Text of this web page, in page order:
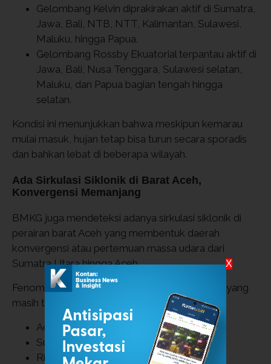
Gelombang Kelvin diprakirakan aktif di Sumatra,
Jawa, Bali, NTB, NTT, Kalimantan, Sulawesi,
Maluku, hingga Papua.
Gelombang Rossby Ekuatorial terpantau aktif di
Jawa, Bali, Nusa Tenggara, Sulawesi selatan,
Maluku, dan Papua bagian tengah hingga
selatan.
Kondisi ini menunjukkan bahwa meskipun kemarau
mulai masuk, hujan tetap bisa turun secara sporadis
dan bahkan lebat di beberapa wilayah.
Ada Sirkulasi Siklonik di Barat Aceh,
Konvergensi Memanjang
BMKG juga mendeteksi adanya sirkulasi siklonik di
perairan barat Aceh yang membentuk daerah
konvergensi atau pertemuan massa udara dari
Sumatra Utara hingga Aceh.
Fenomena ini diperkuat oleh labilitas atmosfer yang
masih tinggi di sejumlah wilayah, antara lain:
Aceh
Sumatra Utara
Riau dan Kepulauan Riau
X